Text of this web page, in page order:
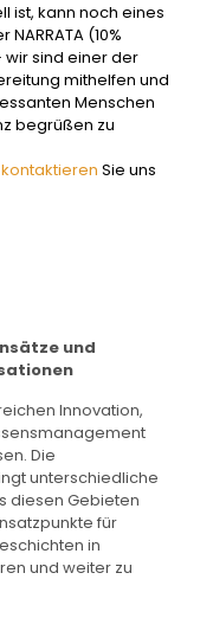
ist, kann noch eines
(10%
sind einer der
mithelfen und
Menschen
begrüßen zu
kontaktierenSie uns
und
Innovation,
Die
unterschiedliche
diesen Gebieten
für
in
und weiter zu